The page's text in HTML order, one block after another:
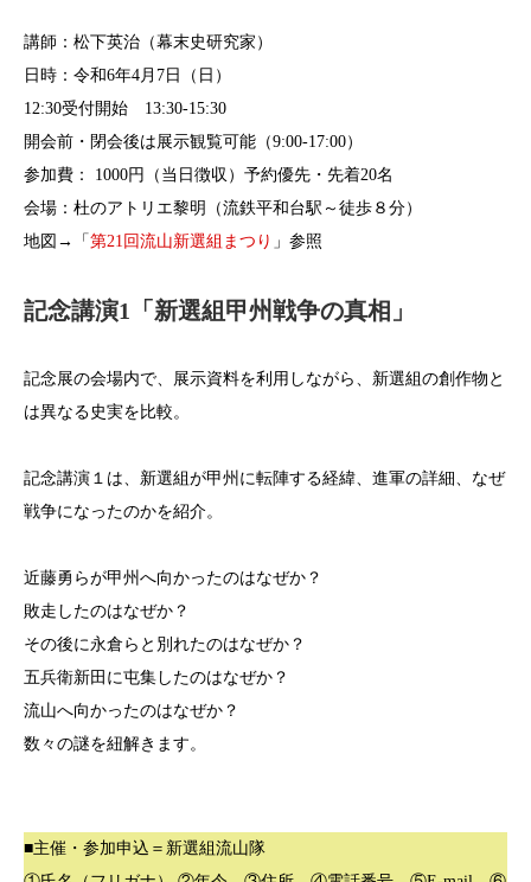
講師：松下英治（幕末史研究家）
日時：令和6年4月7日（日）
12:30受付開始 13:30-15:30
開会前・閉会後は展示観覧可能（9:00-17:00）
参加費： 1000円（当日徴収）予約優先・先着20名
会場：杜のアトリエ黎明（流鉄平和台駅～徒歩８分）
地図→「 第21回流山新選組まつり 」参照
記念講演1「新選組甲州戦争の真相」
記念展の会場内で、展示資料を利用しながら、新選組の創作物と
は異なる史実を比較。
記念講演１は、新選組が甲州に転陣する経緯、進軍の詳細、なぜ
戦争になったのかを紹介。
近藤勇らが甲州へ向かったのはなぜか？
敗走したのはなぜか？
その後に永倉らと別れたのはなぜか？
五兵衛新田に屯集したのはなぜか？
流山へ向かったのはなぜか？
数々の謎を紐解きます。
■主催・参加申込＝新選組流山隊